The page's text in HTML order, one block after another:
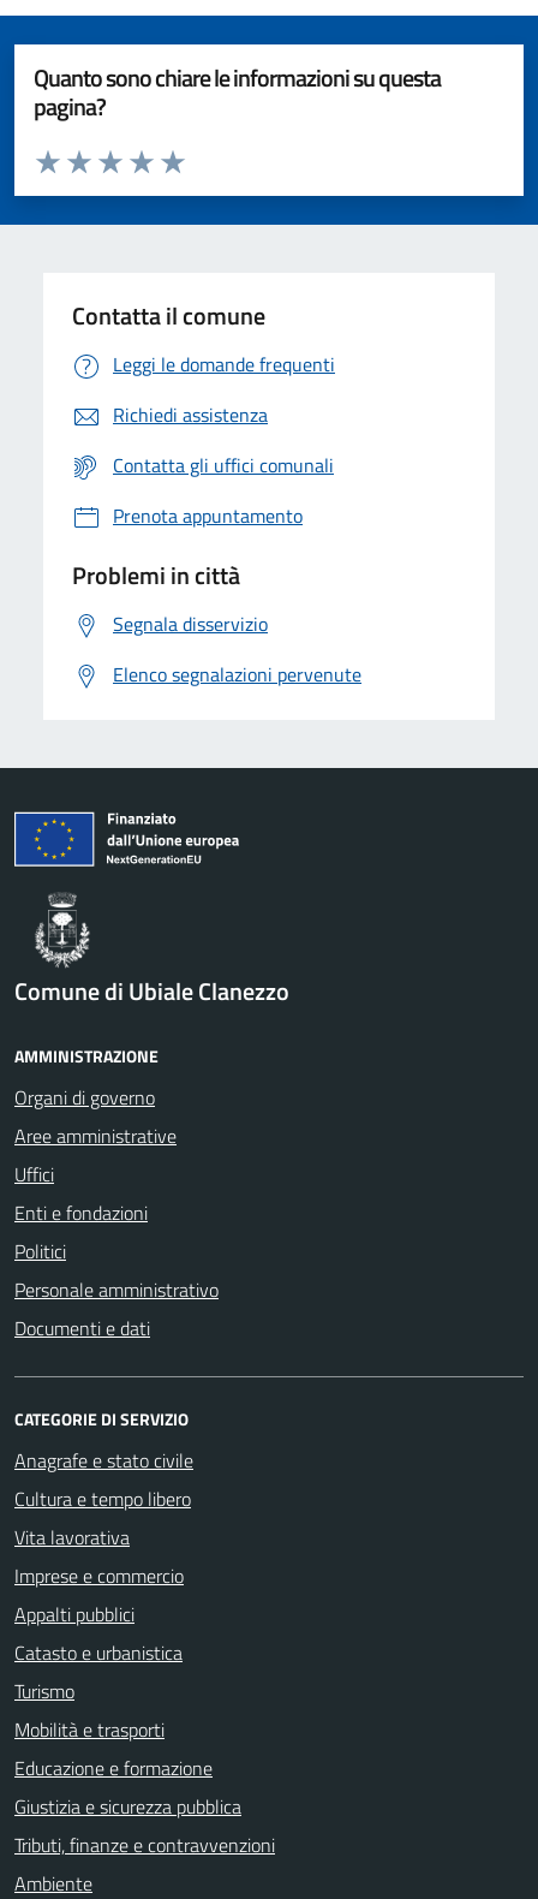
Quanto sono chiare le informazioni su questa
pagina?
Valuta da 1 a 5 stelle la pagina
Valuta 5 stelle su 5
Valuta 4 stelle su 5
Valuta 3 stelle su 5
Valuta 2 stelle su 5
Valuta 1 stelle su 5
Contatta il comune
Leggi le domande frequenti
Richiedi assistenza
Contatta gli uffici comunali
Prenota appuntamento
Problemi in città
Segnala disservizio
Elenco segnalazioni pervenute
Comune di Ubiale Clanezzo
AMMINISTRAZIONE
Organi di governo
Aree amministrative
Uffici
Enti e fondazioni
Politici
Personale amministrativo
Documenti e dati
CATEGORIE DI SERVIZIO
Anagrafe e stato civile
Cultura e tempo libero
Vita lavorativa
Imprese e commercio
Appalti pubblici
Catasto e urbanistica
Turismo
Mobilità e trasporti
Educazione e formazione
Giustizia e sicurezza pubblica
Tributi, finanze e contravvenzioni
Ambiente